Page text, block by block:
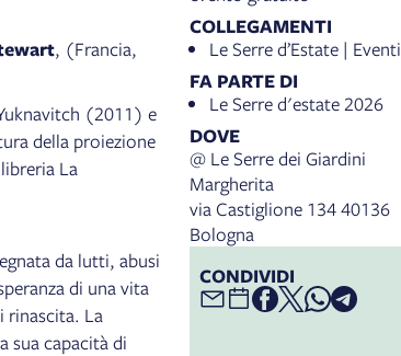
, (Francia,
(2011) e
della proiezione
La
da lutti, abusi
di una vita
rinascita. La
sua capacità di
COLLEGAMENTI
Le Serre d’Estate | Eventi
FA PARTE DI
Le Serre d'estate 2026
DOVE
@ Le Serre dei Giardini
Margherita
via Castiglione 134 40136
Bologna
CONDIVIDI